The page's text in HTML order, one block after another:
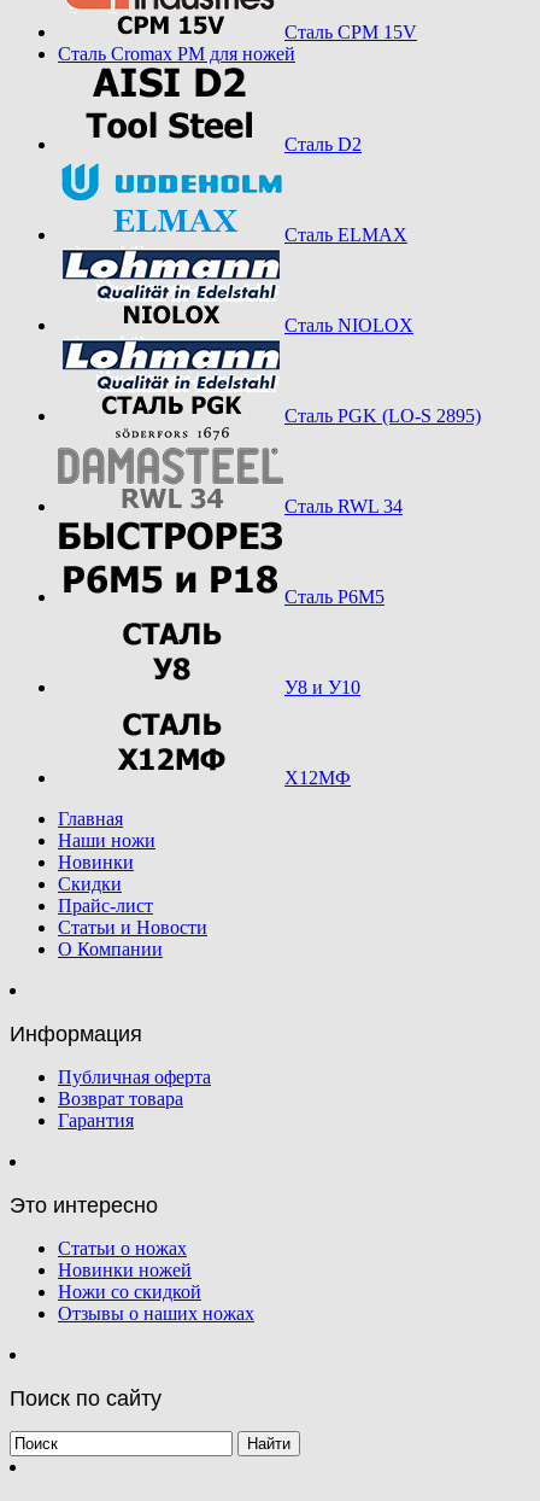
Сталь CPM 15V
Сталь Cromax PM для ножей
Сталь D2
Сталь ELMAX
Сталь NIOLOX
Сталь PGK (LO-S 2895)
Сталь RWL 34
Сталь Р6М5
У8 и У10
Х12МФ
Главная
Наши ножи
Новинки
Скидки
Прайс-лист
Статьи и Новости
О Компании
Информация
Публичная оферта
Возврат товара
Гарантия
Это интересно
Статьи о ножах
Новинки ножей
Ножи со скидкой
Отзывы о наших ножах
Поиск по сайту